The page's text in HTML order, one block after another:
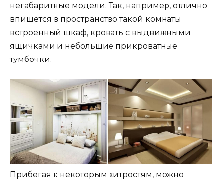
негабаритные модели. Так, например, отлично
впишется в пространство такой комнаты
встроенный шкаф, кровать с выдвижными
ящичками и небольшие прикроватные
тумбочки.
Прибегая к некоторым хитростям, можно